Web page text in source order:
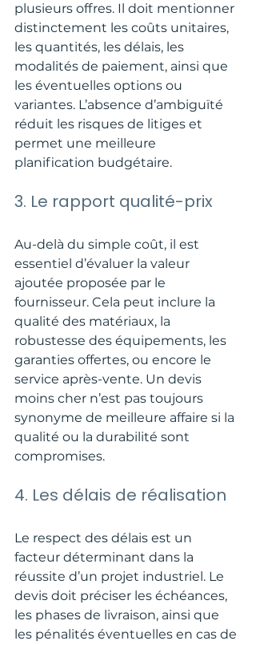
plusieurs offres. Il doit mentionner
distinctement les coûts unitaires,
les quantités, les délais, les
modalités de paiement, ainsi que
les éventuelles options ou
variantes. L’absence d’ambiguïté
réduit les risques de litiges et
permet une meilleure
planification budgétaire.
3. Le rapport qualité-prix
Au-delà du simple coût, il est
essentiel d’évaluer la valeur
ajoutée proposée par le
fournisseur. Cela peut inclure la
qualité des matériaux, la
robustesse des équipements, les
garanties offertes, ou encore le
service après-vente. Un devis
moins cher n’est pas toujours
synonyme de meilleure affaire si la
qualité ou la durabilité sont
compromises.
4. Les délais de réalisation
Le respect des délais est un
facteur déterminant dans la
réussite d’un projet industriel. Le
devis doit préciser les échéances,
les phases de livraison, ainsi que
les pénalités éventuelles en cas de